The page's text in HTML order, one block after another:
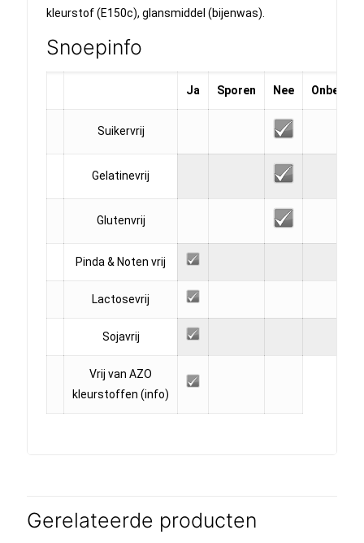
kleurstof (E150c), glansmiddel (bijenwas).
Snoepinfo
Ja Sporen Nee
Suikervrij
Gelatinevrij
Glutenvrij
Pinda & Noten vrij
Lactosevrij
Sojavrij
Vrij van AZO
kleurstoffen(info)
Gerelateerde producten